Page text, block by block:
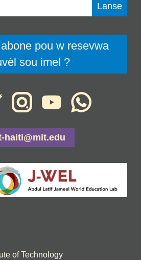
pou w resevwa
sou imel ?
haiti@mit.edu
of Technology